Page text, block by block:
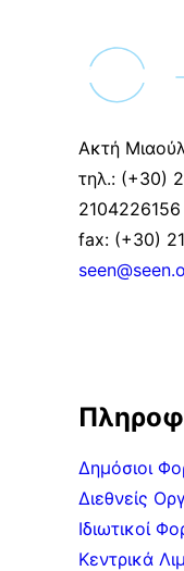
Ακτή
τηλ.: (+30)
2104226156
fax: (+30)
Δημόσιοι
Διεθνείς
Ιδιωτικοί
Κεντρικά